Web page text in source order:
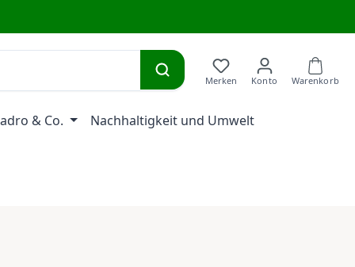
& Co. Nachhaltigkeit und Umwelt